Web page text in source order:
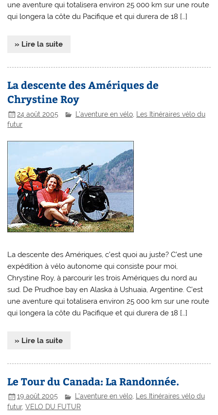
une aventure qui totalisera environ 25 000 km sur une route
qui longera la côte du Pacifique et qui durera de 18 […]
» Lire la suite
La descente des Amériques de
Chrystine Roy
24 août 2005 L'aventure en vélo Les Itinéraires vélo du
futur
La descente des Amériques, c’est quoi au juste? C’est une
expédition à vélo autonome qui consiste pour moi,
Chrystine Roy, à parcourir les trois Amériques du nord au
sud. De Prudhoe bay en Alaska à Ushuaia, Argentine. C’est
une aventure qui totalisera environ 25 000 km sur une route
qui longera la côte du Pacifique et qui durera de 18 […]
» Lire la suite
Le Tour du Canada: La Randonnée.
19 août 2005 L'aventure en vélo, Les Itinéraires vélo du
futur,VELO DU FUTUR